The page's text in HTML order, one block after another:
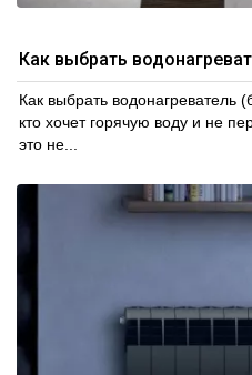
Как выбрать
Как выбрать водонагреватель
кто хочет горячую воду и не
это не...